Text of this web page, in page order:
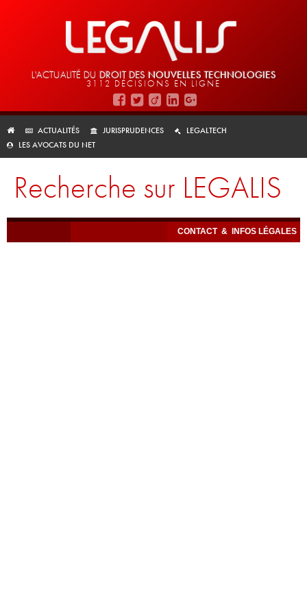
L'ACTUALITÉ DU DROIT DES NOUVELLES TECHNOLOGIES
3112 DÉCISIONS EN LIGNE
ACTUALITÉS JURISPRUDENCES
LEGALTECH
LES AVOCATS DU NET
Recherche sur LEGALIS
CONTACT & INFOS LÉGALES